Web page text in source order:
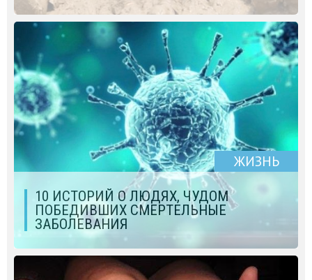
ЖИЗНЬ
10 ИСТОРИЙ О ЛЮДЯХ, ЧУДОМ
ПОБЕДИВШИХ СМЕРТЕЛЬНЫЕ
ЗАБОЛЕВАНИЯ